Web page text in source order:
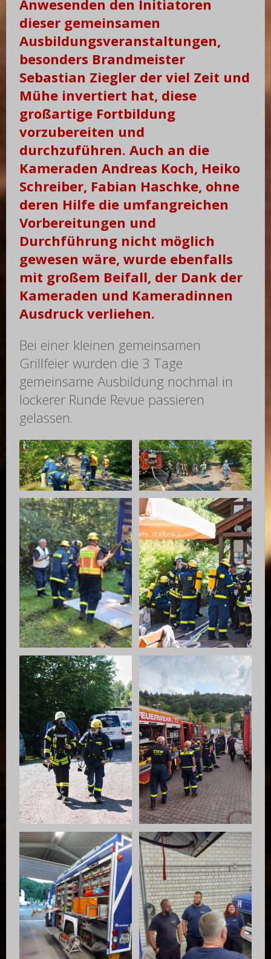
Anwesenden den Initiatoren
dieser gemeinsamen
Ausbildungsveranstaltungen,
besonders Brandmeister
Sebastian Ziegler der viel Zeit und
Mühe invertiert hat, diese
großartige Fortbildung
vorzubereiten und
durchzuführen. Auch an die
Kameraden Andreas Koch, Heiko
Schreiber, Fabian Haschke, ohne
deren Hilfe die umfangreichen
Vorbereitungen und
Durchführung nicht möglich
gewesen wäre, wurde ebenfalls
mit großem Beifall, der Dank der
Kameraden und Kameradinnen
Ausdruck verliehen.
Bei einer kleinen gemeinsamen
Grillfeier wurden die 3 Tage
gemeinsame Ausbildung nochmal in
lockerer Runde Revue passieren
gelassen.